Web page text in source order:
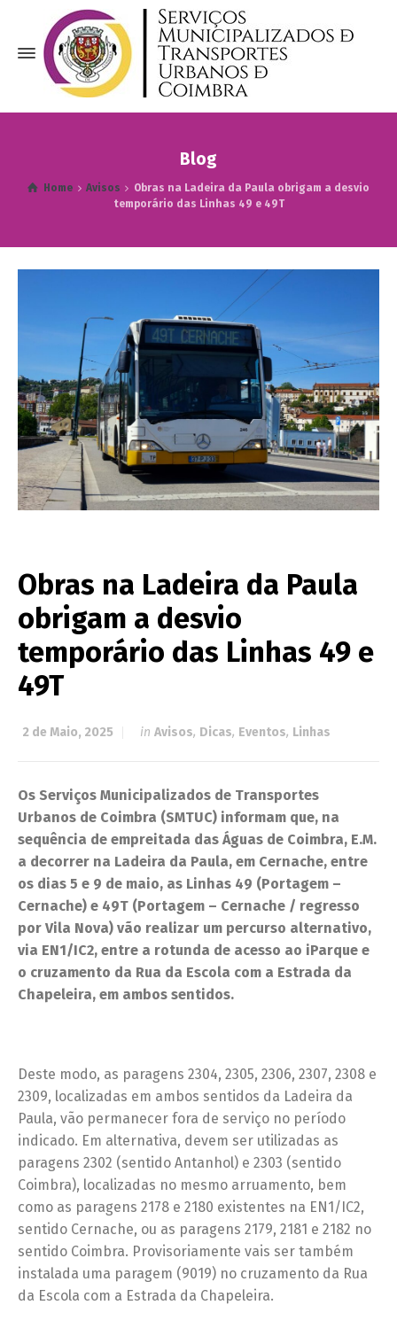
Blog
Home Avisos
Obras na Ladeira da Paula obrigam a desvio
temporário das Linhas 49 e 49T
Obras na Ladeira da Paula
obrigam a desvio
temporário das Linhas 49 e
49T
2 de Maio, 2025 in Avisos, Dicas, Eventos, Linhas
Os Serviços Municipalizados de Transportes
Urbanos de Coimbra (SMTUC) informam que, na
sequência de empreitada das Águas de Coimbra, E.M.
a decorrer na Ladeira da Paula, em Cernache, entre
os dias 5 e 9 de maio, as Linhas 49 (Portagem –
Cernache) e 49T (Portagem – Cernache / regresso
por Vila Nova) vão realizar um percurso alternativo,
via EN1/IC2, entre a rotunda de acesso ao iParque e
o cruzamento da Rua da Escola com a Estrada da
Chapeleira, em ambos sentidos.
Deste modo, as paragens 2304, 2305, 2306, 2307, 2308 e
2309, localizadas em ambos sentidos da Ladeira da
Paula, vão permanecer fora de serviço no período
indicado. Em alternativa, devem ser utilizadas as
paragens 2302 (sentido Antanhol) e 2303 (sentido
Coimbra), localizadas no mesmo arruamento, bem
como as paragens 2178 e 2180 existentes na EN1/IC2,
sentido Cernache, ou as paragens 2179, 2181 e 2182 no
sentido Coimbra. Provisoriamente vais ser também
instalada uma paragem (9019) no cruzamento da Rua
da Escola com a Estrada da Chapeleira.